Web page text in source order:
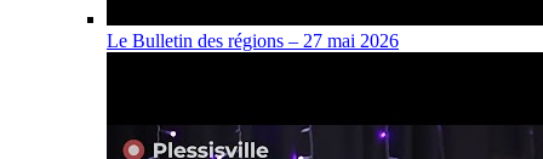
Le Bulletin des régions – 27 mai 2026